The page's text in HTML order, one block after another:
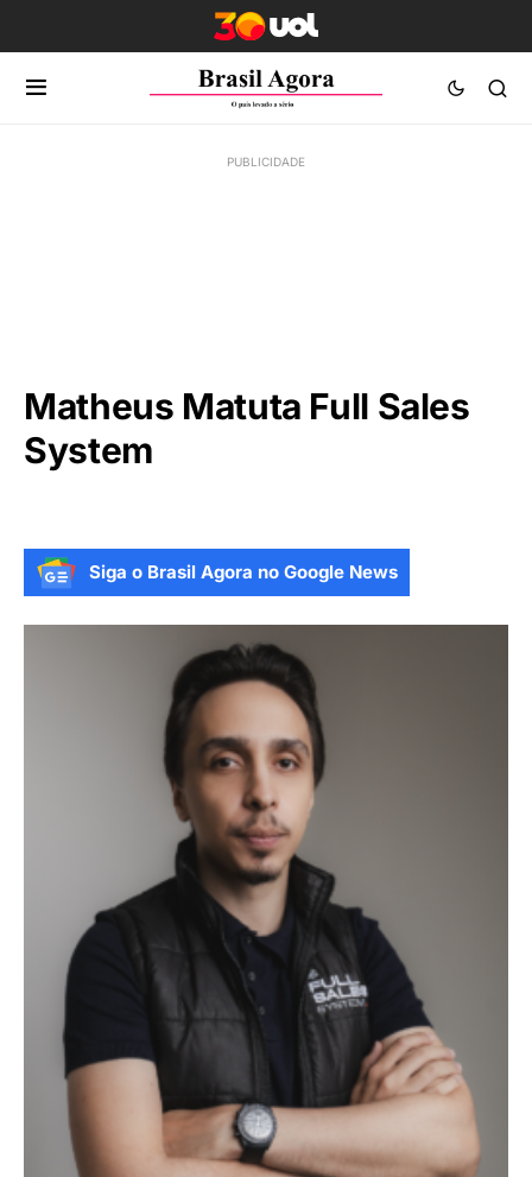
Matheus Matuta Full Sales
System
Siga o Brasil Agora no Google News